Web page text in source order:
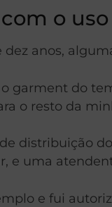
o
anos,
garment do
o resto da
distribuição
e uma
e fui